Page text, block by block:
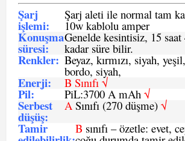
Şarj
işlemi:
Şarj aleti ile normal tam
10w kablolu amper
Konuşma
süresi:
Genelde kesintisiz, 15
kadar süre bilir.
Renkler: Beyaz, kırmızı, siyah,
bordo, siyah,
Enerji: B Sınıfı √
Pil: PiL:3700 A mAh √
Serbest
düşüş:
ASınıfı (270 düşme) √
Tamir B sınıfı – özetle: evet,